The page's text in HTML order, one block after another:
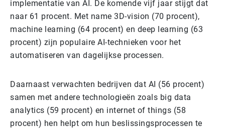
implementatie van AI. De komende vijf jaar stijgt dat
naar 61 procent. Met name 3D-vision (70 procent),
machine learning (64 procent) en deep learning (63
procent) zijn populaire AI-technieken voor het
automatiseren van dagelijkse processen.
Daarnaast verwachten bedrijven dat AI (56 procent)
samen met andere technologieën zoals big data
analytics (59 procent) en internet of things (58
procent) hen helpt om hun beslissingsprocessen te